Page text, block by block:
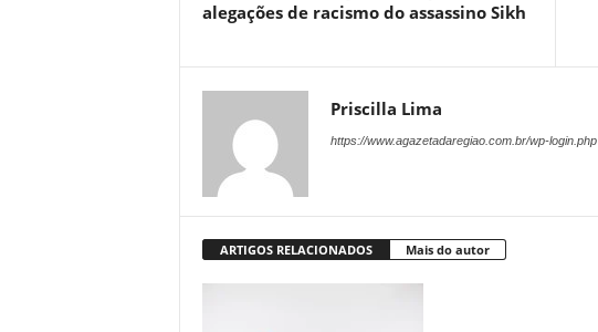
alegações de racismo do assassino Sikh
Priscilla Lima
https://www.agazetadaregiao.com.br/wp-login.php
ARTIGOS RELACIONADOS Mais do autor